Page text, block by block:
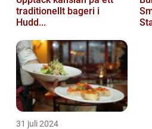
traditionellt bageri i
Hudd...
31 juli 2024